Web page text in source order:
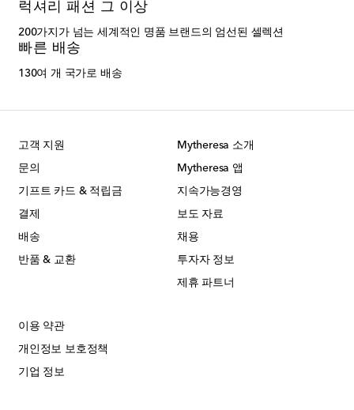
럭셔리 패션 그 이상
200가지가 넘는 세계적인 명품 브랜드의 엄선된 셀렉션
빠른 배송
130여 개 국가로 배송
고객 지원
문의
기프트 카드 & 적립금
결제
배송
반품 & 교환
Mytheresa 소개
Mytheresa 앱
지속가능경영
보도 자료
채용
투자자 정보
제휴 파트너
이용 약관
개인정보 보호정책
기업 정보